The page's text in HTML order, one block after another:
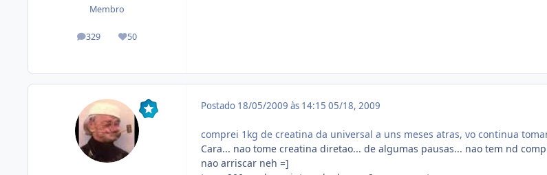
Membro
329
posts 50
Reputação
Postado 18/05/2009 às 14:15 05/18, 2009
comprei 1kg de creatina da universal a uns meses atras, vo continua
Cara... nao tome creatina diretao... de algumas pausas... nao tem nd
nao arriscar neh =]